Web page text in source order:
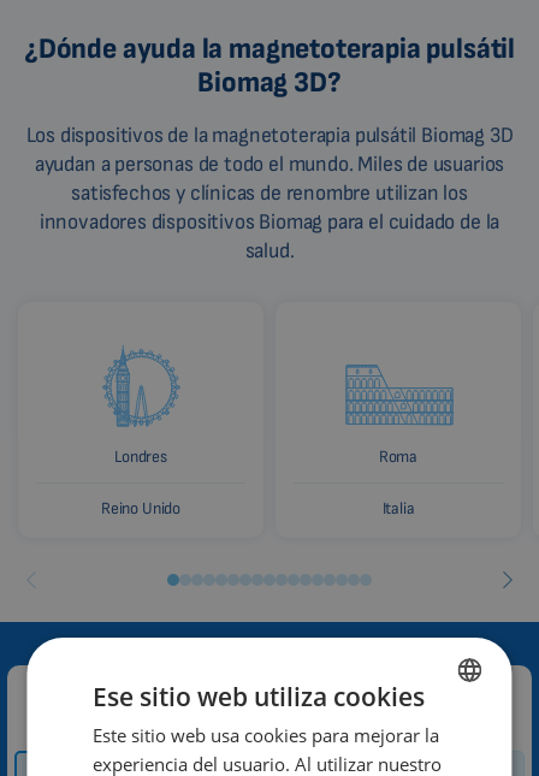
¿Dónde ayuda la magnetoterapia pulsátil
Biomag 3D?
Los dispositivos de la magnetoterapia pulsátil Biomag 3D
ayudan a personas de todo el mundo. Miles de usuarios
satisfechos y clínicas de renombre utilizan los
innovadores dispositivos Biomag para el cuidado de la
salud.
Londres
Reino Unido
Roma
Italia
Contacte con nosotros:
Cómo y dónde
ENGLISH
Ese sitio web utiliza cookies
Este sitio web usa cookies para mejorar la
experiencia del usuario. Al utilizar nuestro